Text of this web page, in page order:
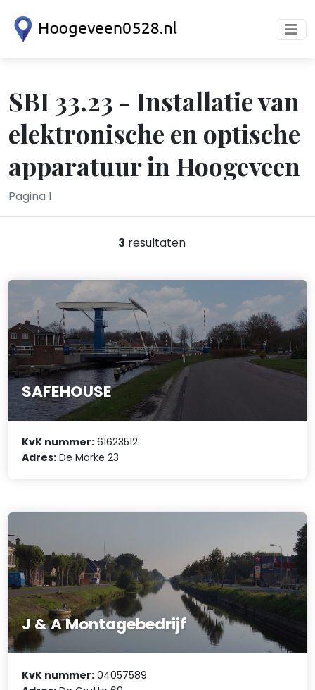
SBI 33.23 - Installatie van
elektronische en optische
apparatuur in Hoogeveen
Pagina 1
3 resultaten
SAFEHOUSE
KvK nummer: 61623512
Adres: De Marke 23
J & A Montagebedrijf
KvK nummer: 04057589